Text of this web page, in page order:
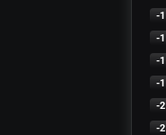
-
-
-
-
-
-